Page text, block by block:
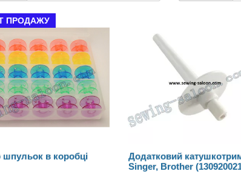
ПРОДАЖУ
шпульок в коробці
Додатковий
Singer, Brother